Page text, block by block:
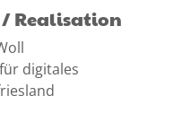
Realisation
digitales